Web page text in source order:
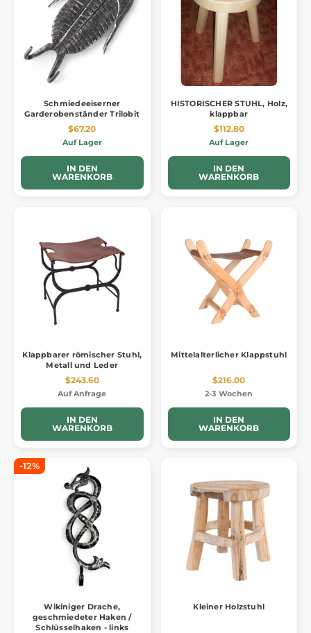
Schmiedeeiserner
Garderobenständer Trilobit
$67.20
Auf Lager
IN DEN
WARENKORB
HISTORISCHER STUHL, Holz,
klappbar
$112.80
Auf Lager
IN DEN
WARENKORB
Klappbarer römischer Stuhl,
Metall und Leder
$243.60
Auf Anfrage
IN DEN
WARENKORB
Mittelalterlicher Klappstuhl
$216.00
2-3 Wochen
IN DEN
WARENKORB
-12%
Wikiniger Drache,
geschmiedeter Haken /
Schlüsselhaken - links
Kleiner Holzstuhl